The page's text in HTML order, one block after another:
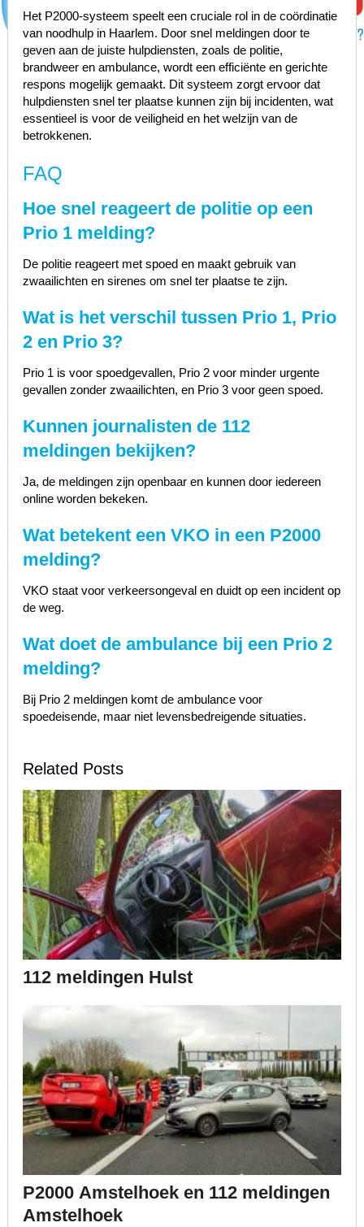
Het P2000-systeem speelt een cruciale rol in de coördinatie
van noodhulp in Haarlem. Door snel meldingen door te
geven aan de juiste hulpdiensten, zoals de politie,
brandweer en ambulance, wordt een efficiënte en gerichte
respons mogelijk gemaakt. Dit systeem zorgt ervoor dat
hulpdiensten snel ter plaatse kunnen zijn bij incidenten, wat
essentieel is voor de veiligheid en het welzijn van de
betrokkenen.
FAQ
Hoe snel reageert de politie op een
Prio 1 melding?
De politie reageert met spoed en maakt gebruik van
zwaailichten en sirenes om snel ter plaatse te zijn.
Wat is het verschil tussen Prio 1, Prio
2 en Prio 3?
Prio 1 is voor spoedgevallen, Prio 2 voor minder urgente
gevallen zonder zwaailichten, en Prio 3 voor geen spoed.
Kunnen journalisten de 112
meldingen bekijken?
Ja, de meldingen zijn openbaar en kunnen door iedereen
online worden bekeken.
Wat betekent een VKO in een P2000
melding?
VKO staat voor verkeersongeval en duidt op een incident op
de weg.
Wat doet de ambulance bij een Prio 2
melding?
Bij Prio 2 meldingen komt de ambulance voor
spoedeisende, maar niet levensbedreigende situaties.
Related Posts
112 meldingen Hulst
P2000 Amstelhoek en 112 meldingen
Amstelhoek